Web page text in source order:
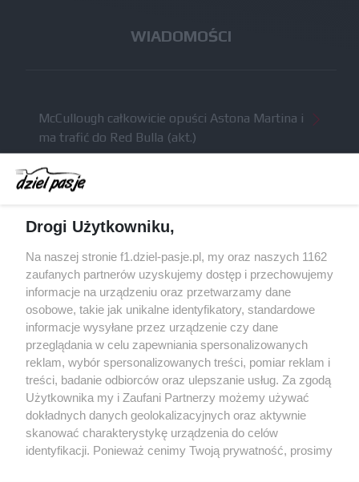
WIADOMOŚCI
McCullough całkowicie opuści Astona Martina i
ma trafić do Red Bulla (akt.)
Dochód F1 spadł o 61 procent względem
zeszłego sezonu
algorytmach?
Honda uświadomiła sobie skalę problemów z
silnikiem dopiero w styczniu
Audi planuje wprowadzić jeszcze cztery duże
pakiety poprawek w 2026 roku
Polityka prywatności © 2004 - 2026 GPmedia
Kopiowanie treści bez
zgody autorów zabronione.
Serwis internetowy, z którego korzystasz, używa plików
cookies. Są to pliki instalowane w urządzeniach
końcowych osób korzystających z serwisu, w celu
administrowania serwisem, poprawy jakości
świadczonych usług w tym dostosowania treści serwisu
Drogi Użytkowniku,
Na naszej stronie f1.dziel-pasje.pl, my oraz naszych 1162
zaufanych partnerów uzyskujemy dostęp i przechowujemy
informacje na urządzeniu oraz przetwarzamy dane
osobowe, takie jak unikalne identyfikatory, standardowe
informacje wysyłane przez urządzenie czy dane
przeglądania w celu zapewniania spersonalizowanych
reklam, wybór spersonalizowanych treści, pomiar reklam i
treści, badanie odbiorców oraz ulepszanie usług. Za zgodą
Użytkownika my i Zaufani Partnerzy możemy używać
dokładnych danych geolokalizacyjnych oraz aktywnie
skanować charakterystykę urządzenia do celów
identyfikacji. Ponieważ cenimy Twoją prywatność, prosimy